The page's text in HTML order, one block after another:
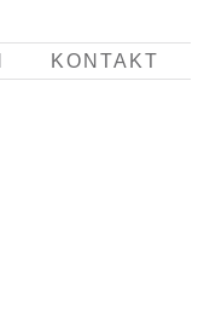
KONTAKT